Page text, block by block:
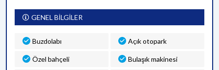
GENEL BİLGİLER
Buzdolabı Açık otopark
Özel bahçeli Bulaşık makinesi